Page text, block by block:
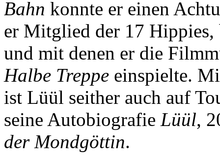
Bahn konnte er einen
er Mitglied der 17 Hippies,
und mit denen er die
Halbe Treppe einspielte.
ist Lüül seither auch auf
seine Autobiografie Lüül,
der Mondgöttin.